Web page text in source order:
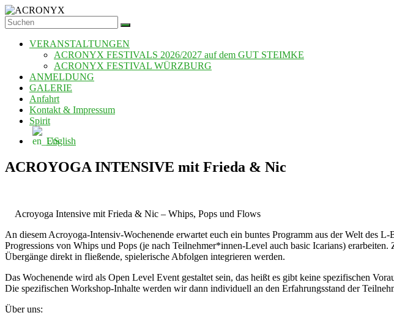
Zum
Inhalt
springen
ACRONYX
VERANSTALTUNGEN
ACRONYX FESTIVALS 2026/2027 auf dem GUT STEIMKE
ACRONYX FESTIVAL WÜRZBURG
ANMELDUNG
GALERIE
Anfahrt
Kontakt & Impressum
Spirit
English
ACROYOGA INTENSIVE mit Frieda & Nic
Acroyoga Intensive mit Frieda & Nic – Whips, Pops und Flows
An diesem Acroyoga-Intensiv-Wochenende erwartet euch ein buntes Programm aus der Welt des
Progressions von Whips und Pops (je nach Teilnehmer*innen-Level auch basic Icarians)
Übergänge direkt in fließende, spielerische Abfolgen integrieren werden.
Das Wochenende wird als Open Level Event gestaltet sein, das heißt es gibt keine spezifischen
Die spezifischen Workshop-Inhalte werden wir dann individuell an den Erfahrungsstand der
Über uns: